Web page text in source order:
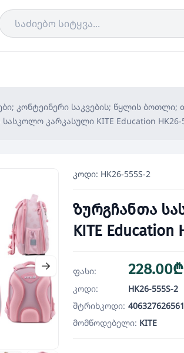
კონტეინერი საკვების; წყლის
კარკასული KITE Education HK26-
კოდი: HK26-555S-2
ზურგჩანთა
KITE Education
ფასი: 228.00₾
კოდი:
HK26-555S-2
შტრიხკოდი:
მომწოდებელი: KITE